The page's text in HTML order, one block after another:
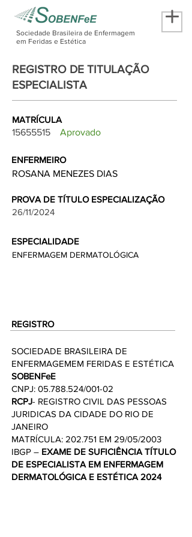
Sociedade Brasileira de Enfermagem
em Feridas e Estética
REGISTRO DE TITULAÇÃO
ESPECIALISTA
MATRÍCULA
15655515
Aprovado
ENFERMEIRO
ROSANA MENEZES DIAS
PROVA DE TÍTULO ESPECIALIZAÇÃO
26/11/2024
ESPECIALIDADE
ENFERMAGEM DERMATOLÓGICA
REGISTRO
SOCIEDADE BRASILEIRA DE
ENFERMAGEMEM FERIDAS E ESTÉTICA
SOBENFeE
CNPJ: 05.788.524/001-02
RCPJ- REGISTRO CIVIL DAS PESSOAS
JURIDICAS DA CIDADE DO RIO DE
JANEIRO
MATRÍCULA: 202.751 EM 29/05/2003
IBGP – EXAME DE SUFICIÊNCIA TÍTULO
DE ESPECIALISTA EM ENFERMAGEM
DERMATOLÓGICA E ESTÉTICA 2024